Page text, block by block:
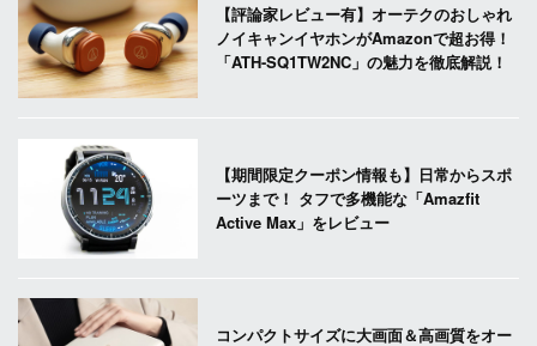
【評論家レビュー有】オーテクのおしゃれ
ノイキャンイヤホンがAmazonで超お得！
「ATH-SQ1TW2NC」の魅力を徹底解説！
【期間限定クーポン情報も】日常からスポ
ーツまで！ タフで多機能な「Amazfit
Active Max」をレビュー
コンパクトサイズに大画面＆高画質をオー